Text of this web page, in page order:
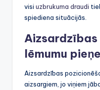
visi uzbrukuma draudi
spiediena situācijās.
Aizsardzības
lēmumu
Aizsardzības
aizsargiem, jo viņiem